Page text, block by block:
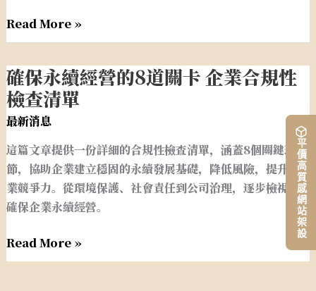
平價高質感網站架設
防
大
隱
患
的
策
略
Read More »
確保永續經營的8道關卡 企業合規性
檢查清單
最新消息
這篇文章提供一份詳細的合規性檢查清單，涵蓋8個關鍵環
節，協助企業建立穩固的永續發展基礎，降低風險，提升企
業競爭力。從環境保護、社會責任到公司治理，逐步檢視，
確保企業永續經營。
確
保
永
續
經
營
的
8
關
卡
Read More »